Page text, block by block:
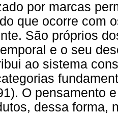
por marcas
que ocorre com
São próprios
e o seu
ao sistema
O pensamento
dessa forma,